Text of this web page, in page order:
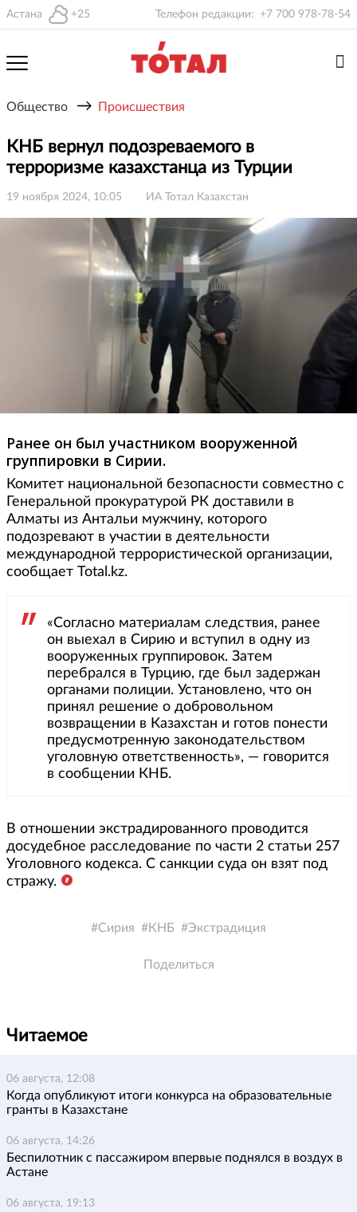
Астана +25 Телефон редакции: +7 700 978-78-54
Общество → Происшествия
КНБ вернул подозреваемого в
терроризме казахстанца из Турции
19 ноября 2024, 10:05 ИА Тотал Казахстан
Ранее он был участником вооруженной
группировки в Сирии.
Комитет национальной безопасности совместно с
Генеральной прокуратурой РК доставили в
Алматы из Антальи мужчину, которого
подозревают в участии в деятельности
международной террористической организации,
сообщает Total.kz.
«Согласно материалам следствия, ранее
он выехал в Сирию и вступил в одну из
вооруженных группировок. Затем
перебрался в Турцию, где был задержан
органами полиции. Установлено, что он
принял решение о добровольном
возвращении в Казахстан и готов понести
предусмотренную законодательством
уголовную ответственность», — говорится
в сообщении КНБ.
В отношении экстрадированного проводится
досудебное расследование по части 2 статьи 257
Уголовного кодекса. С санкции суда он взят под
стражу.
Сирия КНБ Экстрадиция
Поделиться
Читаемое
06 августа, 12:08
Когда опубликуют итоги конкурса на образовательные
гранты в Казахстане
06 августа, 14:26
Беспилотник с пассажиром впервые поднялся в воздух в
Астане
06 августа, 19:13